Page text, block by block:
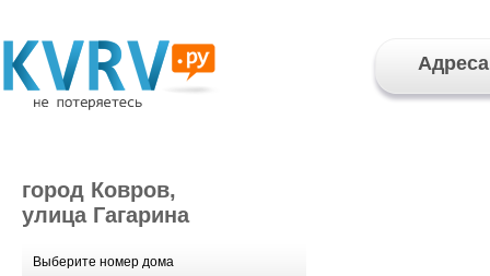
Адреса
город Ковров,
улица Гагарина
Выберите номер дома